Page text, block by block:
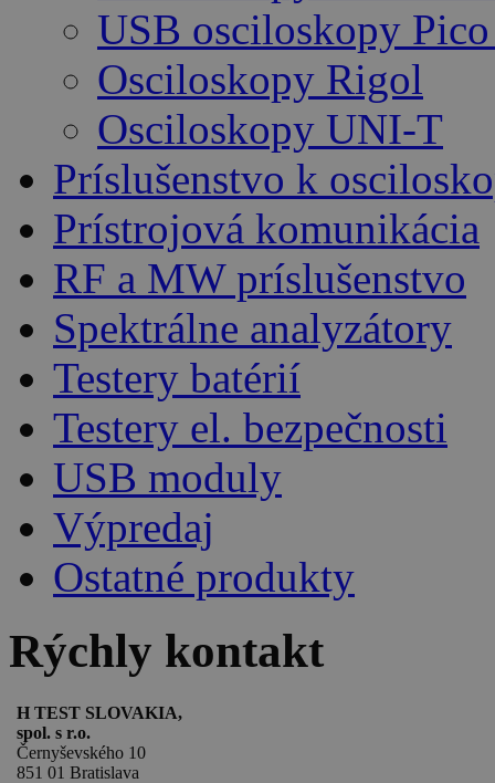
USB osciloskopy
Osciloskopy Rigol
Osciloskopy UNI-T
Príslušenstvo k
Prístrojová komunikácia
RF a MW príslušenstvo
Spektrálne analyzátory
Testery batérií
Testery el. bezpečnosti
USB moduly
Výpredaj
Ostatné produkty
Rýchly kontakt
H TEST SLOVAKIA,
spol. s r.o.
Černyševského 10
851 01 Bratislava